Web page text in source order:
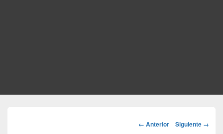
Navegador
← Anterior Siguiente →